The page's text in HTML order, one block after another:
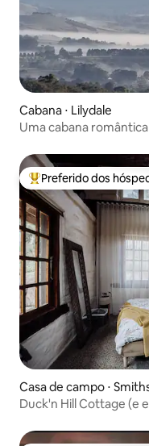
Cabana ⋅ Lilydale
Uma cabana
Entre os melhores
Preferido dos
Casa de campo ⋅
Duck'n Hill Cottage (e